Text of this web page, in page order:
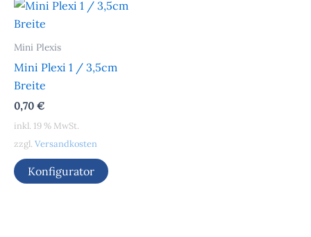
Mini Plexis
Mini Plexi 1 / 3,5cm
Breite
0,70 €
inkl. 19 % MwSt.
zzgl. Versandkosten
Konfigurator